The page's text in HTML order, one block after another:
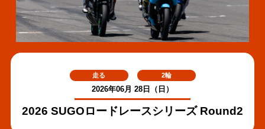
走る 2輪
2026年06月 28日（日）
2026 SUGOロードレースシリーズ Round2